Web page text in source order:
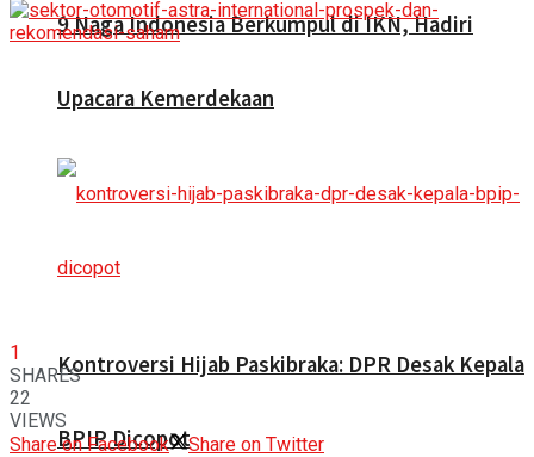
9 Naga Indonesia Berkumpul di IKN, Hadiri
Upacara Kemerdekaan
Kontroversi Hijab Paskibraka: DPR Desak Kepala
BPIP Dicopot
1
SHARES
22
VIEWS
Share on Facebook
Share on Twitter